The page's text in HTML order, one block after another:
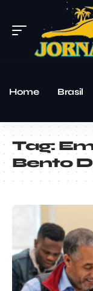
Home Brasil
Tag:
Bento